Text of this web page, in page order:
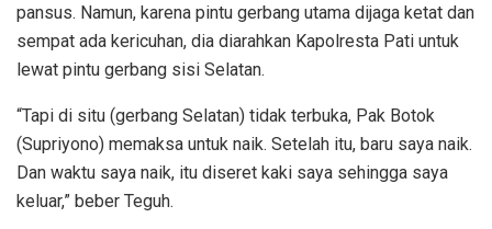
pansus. Namun, karena pintu gerbang utama dijaga ketat dan
sempat ada kericuhan, dia diarahkan Kapolresta Pati untuk
lewat pintu gerbang sisi Selatan.
“Tapi di situ (gerbang Selatan) tidak terbuka, Pak Botok
(Supriyono) memaksa untuk naik. Setelah itu, baru saya naik.
Dan waktu saya naik, itu diseret kaki saya sehingga saya
keluar,” beber Teguh.